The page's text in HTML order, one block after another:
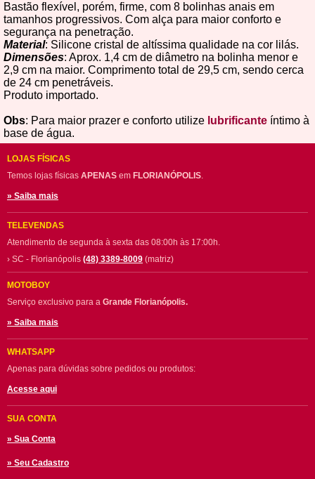
Bastão flexível, porém, firme, com 8 bolinhas anais em
tamanhos progressivos. Com alça para maior conforto e
segurança na penetração.
Material: Silicone cristal de altíssima qualidade na cor lilás.
Dimensões: Aprox. 1,4 cm de diâmetro na bolinha menor e
2,9 cm na maior. Comprimento total de 29,5 cm, sendo cerca
de 24 cm penetráveis.
Produto importado.
Obs: Para maior prazer e conforto utilize lubrificante íntimo à
base de água.
LOJAS FÍSICAS
Temos lojas físicas APENAS em FLORIANÓPOLIS.
» Saiba mais
TELEVENDAS
Atendimento de segunda à sexta das 08:00h às 17:00h.
› SC - Florianópolis (48) 3389-8009 (matriz)
MOTOBOY
Serviço exclusivo para a Grande Florianópolis.
» Saiba mais
WHATSAPP
Apenas para dúvidas sobre pedidos ou produtos:
Acesse aqui
SUA CONTA
» Sua Conta
» Seu Cadastro